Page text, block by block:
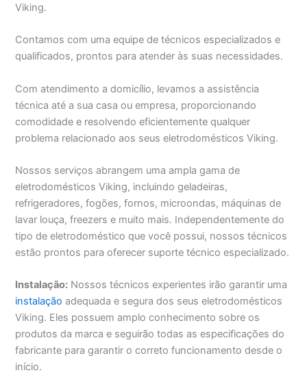
Viking.
Contamos com uma equipe de técnicos especializados e
qualificados, prontos para atender às suas necessidades.
Com atendimento a domicílio, levamos a assistência
técnica até a sua casa ou empresa, proporcionando
comodidade e resolvendo eficientemente qualquer
problema relacionado aos seus eletrodomésticos Viking.
Nossos serviços abrangem uma ampla gama de
eletrodomésticos Viking, incluindo geladeiras,
refrigeradores, fogões, fornos, microondas, máquinas de
lavar louça, freezers e muito mais. Independentemente do
tipo de eletrodoméstico que você possui, nossos técnicos
estão prontos para oferecer suporte técnico especializado.
Instalação: Nossos técnicos experientes irão garantir uma
instalação adequada e segura dos seus eletrodomésticos
Viking. Eles possuem amplo conhecimento sobre os
produtos da marca e seguirão todas as especificações do
fabricante para garantir o correto funcionamento desde o
início.